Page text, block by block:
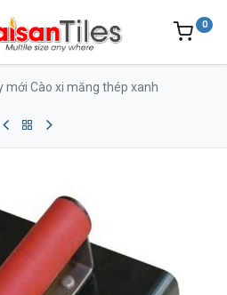
0
mới Cào xi măng thép xanh